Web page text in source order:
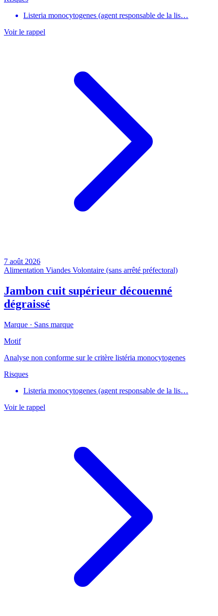
Listeria monocytogenes (agent responsable de la lis…
Voir le rappel
7 août 2026
Alimentation Viandes Volontaire (sans arrêté préfectoral)
Jambon cuit supérieur découenné
dégraissé
Marque · Sans marque
Motif
Analyse non conforme sur le critère listéria monocytogenes
Risques
Listeria monocytogenes (agent responsable de la lis…
Voir le rappel